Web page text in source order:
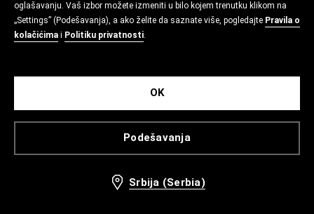
oglašavanju. Vaš izbor možete izmeniti u bilo kojem trenutku klikom na
„Settings” (Podešavanja), a ako želite da saznate više, pogledajte Pravila o
kolačićima i Politiku privatnosti.
Podešavanja
OK
Srbija (Serbia)